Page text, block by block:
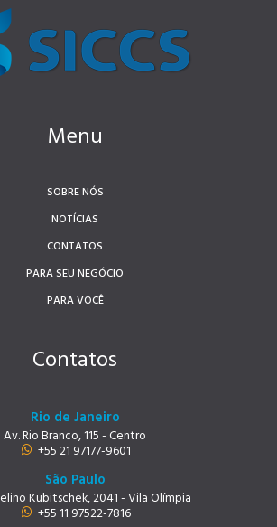
Menu
SOBRE NÓS
NOTÍCIAS
CONTATOS
PARA SEU NEGÓCIO
PARA VOCÊ
Contatos
Rio de Janeiro
Av. Rio Branco, 115 - Centro
+55 21 97177-9601
São Paulo
Kubitschek, 2041 - Vila Olímpia
+55 11 97522-7816